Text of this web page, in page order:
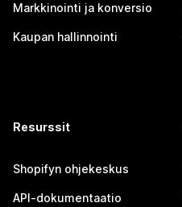
Markkinointi ja konversio
Kaupan hallinnointi
Resurssit
Shopifyn ohjekeskus
API-dokumentaatio